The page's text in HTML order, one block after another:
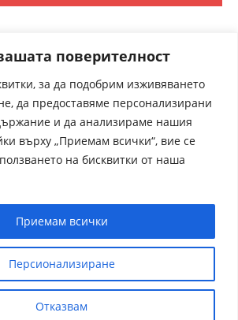
поверителност
за да подобрим изживяването
да предоставяме персонализирани
и да анализираме нашия
върху „Приемам всички“, вие се
на бисквитки от наша
Персионализиране
Отказвам
Приемам всички
- Някои от рецептите са преведени от